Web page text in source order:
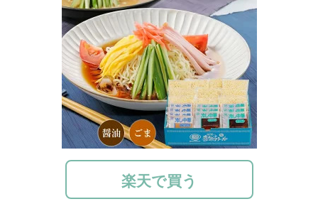
楽天で買う